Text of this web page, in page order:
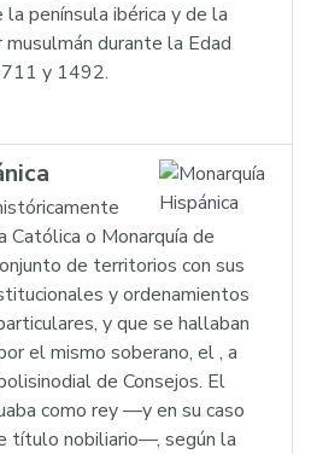
península ibérica y de la
durante la Edad
y 1492.
Católica o Monarquía de
de territorios con sus
y ordenamientos
y que se hallaban
el mismo soberano, el , a
de Consejos. El
como rey —y en su caso
título nobiliario—, según la